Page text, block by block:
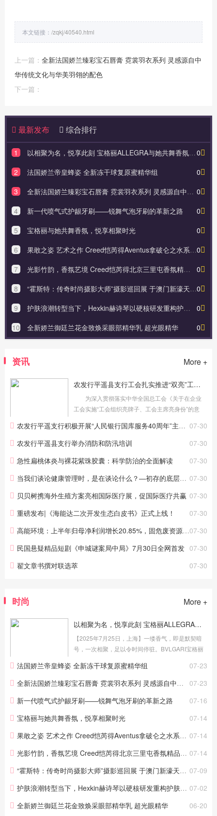
本文链接： /zqkj/40540.html
上一篇： 全新法国娇兰臻彩宝石唇膏 霓裳羽衣系列 灵感源自中
华传统文化与华美羽翎的配色
下一篇：
最新发布 综合排行
0
1
以相聚为名，悦享此刻 宝格丽ALLEGRA与她共舞香氛派对闪耀呈献
0
2
法国娇兰帝皇蜂姿 全新冻干球复原蜜精华组
0
3
全新法国娇兰臻彩宝石唇膏 霓裳羽衣系列 灵感源自中华传统文化与华美羽翎的配色
0
4
新一代喷气式护龈牙刷——锐舞气泡牙刷的革新之路
0
5
宝格丽与她共舞香氛，悦享相聚时光
0
6
果敢之姿 艺术之作 Creed恺芮得Aventus拿破仑之水系列致献荣耀时刻
0
7
光影竹韵，香氛艺境 Creed恺芮得北京三里屯香氛精品店璀璨启幕
0
8
“霍斯特：传奇时尚摄影大师”摄影巡回展 于澳门新濠天地盛大揭幕
0
9
护肤浪潮转型当下，Hexkin赫诗琴以硬核研发重构护肤消费信任
0
10 全新娇兰御廷兰花金致焕采眼部精华乳 超光眼精华
资讯 More +
农发行平遥县支行工会扎实推进“双亮”工作见实效
为深入贯彻落实中华全国总工会《关于在企业
工会实施“工会组织亮牌子、工会主席亮身份”的意
升服务职工的能力与水平，农发行平遥县支行工会
积极组织开展“工会组织...
07-30
农发行平遥支行积极开展“人民银行国库服务40周年”主题宣传活动
07-30
农发行平遥县支行举办消防和防汛培训
07-30
急性扁桃体炎与裸花紫珠胶囊：科学防治的全面解读
07-30
当我们谈论健康管理时，是在谈论什么？—初存的底层逻辑与用户价值
07-30
贝贝树携海外生殖方案亮相国际医疗展，促国际医疗共赢
07-30
重磅发布|《海能达二次开发生态白皮书》正式上线！
07-30
高能环境：上半年归母净利润增长20.85%，固危废资源化毛利率显著提升
07-30
民国悬疑精品短剧《申城谜案局中局》7月30日全网首发
07-30
翟文章书撰对联选萃
时尚 More +
以相聚为名，悦享此刻 宝格丽ALLEGRA与她共舞香氛派对闪耀呈献
【2025年7月25日，上海】一缕香气，即是默契暗
号，一次相聚，足以令时间停驻。BVLGARI宝格丽
香氛派对，欢庆ALLEGRA Insieme与她共舞香氛全
新上市，礼赞相聚时刻。宝格丽...
07-23
法国娇兰帝皇蜂姿 全新冻干球复原蜜精华组
07-23
全新法国娇兰臻彩宝石唇膏 霓裳羽衣系列 灵感源自中华传统文化与华美羽翎的配色
07-16
新一代喷气式护龈牙刷——锐舞气泡牙刷的革新之路
07-14
宝格丽与她共舞香氛，悦享相聚时光
07-14
果敢之姿 艺术之作 Creed恺芮得Aventus拿破仑之水系列致献荣耀时刻
07-14
光影竹韵，香氛艺境 Creed恺芮得北京三里屯香氛精品店璀璨启幕
07-09
“霍斯特：传奇时尚摄影大师”摄影巡回展 于澳门新濠天地盛大揭幕
07-02
护肤浪潮转型当下，Hexkin赫诗琴以硬核研发重构护肤消费信任
06-20
全新娇兰御廷兰花金致焕采眼部精华乳 超光眼精华